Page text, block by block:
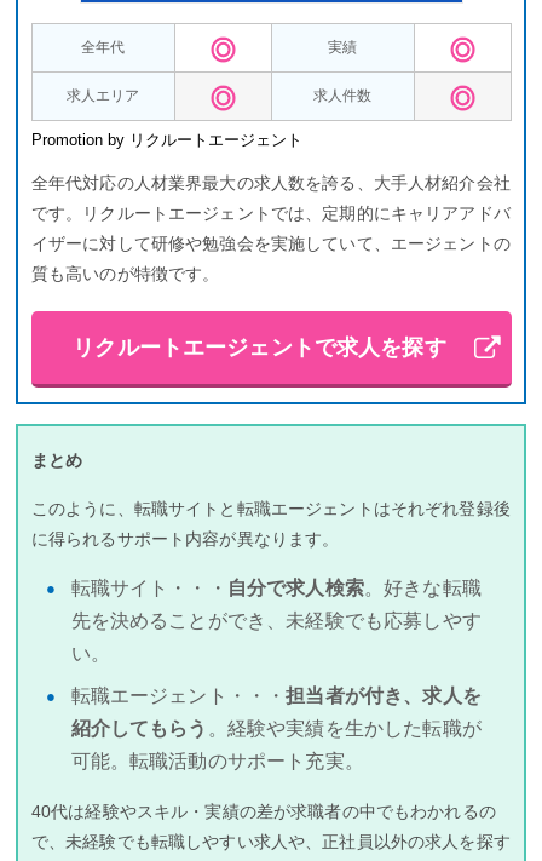
全年代 実績
求人エリア 求人件数
Promotion by リクルートエージェント
全年代対応の人材業界最大の求人数を誇る、大手人材紹介会社
です。リクルートエージェントでは、定期的にキャリアアドバ
イザーに対して研修や勉強会を実施していて、エージェントの
質も高いのが特徴です。
リクルートエージェントで求人を探す
まとめ
このように、転職サイトと転職エージェントはそれぞれ登録後
に得られるサポート内容が異なります。
転職サイト・・・ 自分で求人検索。好きな転職
先を決めることができ、未経験でも応募しやす
い。
転職エージェント・・・担当者が付き、求人を
紹介してもらう 。経験や実績を生かした転職が
可能。転職活動のサポート充実。
40代は経験やスキル・実績の差が求職者の中でもわかれるの
で、未経験でも転職しやすい求人や、正社員以外の求人を探す